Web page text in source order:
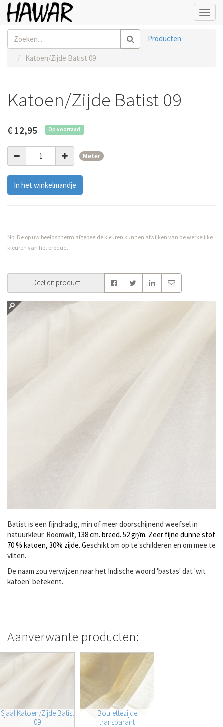
Producten
Katoen/Zijde Batist 09
Katoen/Zijde Batist 09
€ 12,95 Op voorraad
Meter
In het winkelmandje
Nb. De op uw beeldscherm afgebeelde kleuren kunnen afwijken van de werkelijke
kleuren van het product.
Deel dit product
Batist is een fijndradig, min of meer doorschijnend weefsel in
natuurkleur. Roomwit, 138 cm. breed. 52 gr/m. Zeer fijne dunne stof
70 % katoen, 30% zijde. Geschikt om op te schilderen en om mee te
vilten.
De naam zou verwijzen naar het Indische woord 'bastas' dat 'wit
katoen' betekent.
Aanverwante producten:
Sjaal Katoen/Zijde Batist
09
Bourettezijde
transparant